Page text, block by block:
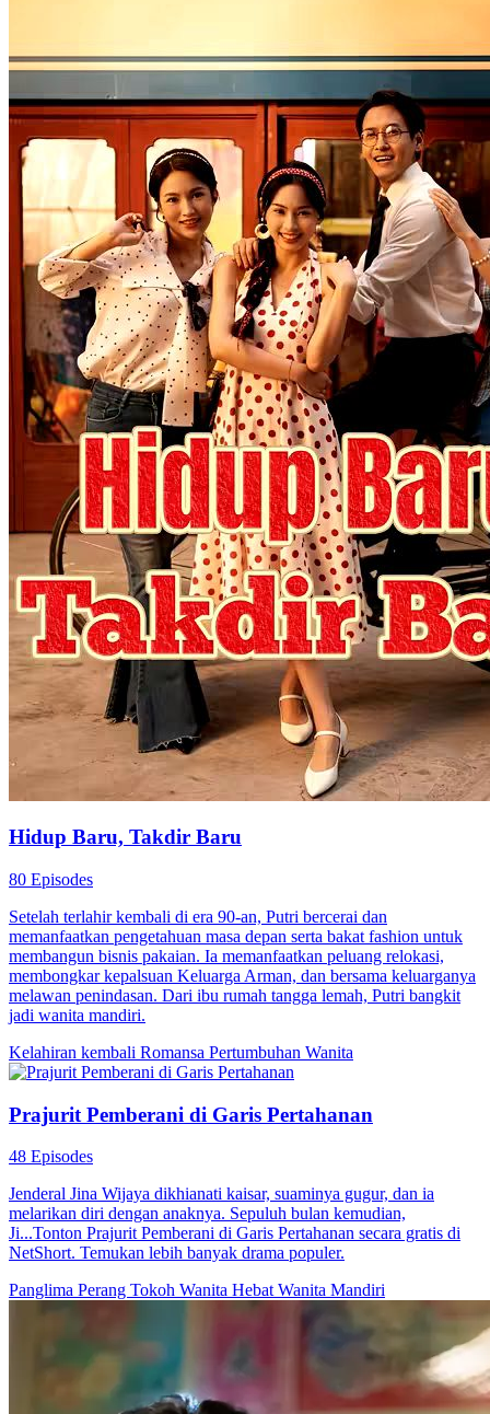
Hidup Baru, Takdir Baru
80 Episodes
Setelah terlahir kembali di era 90-an, Putri bercerai dan
memanfaatkan pengetahuan masa depan serta bakat fashion untuk
membangun bisnis pakaian. Ia memanfaatkan peluang relokasi,
membongkar kepalsuan Keluarga Arman, dan bersama keluarganya
melawan penindasan. Dari ibu rumah tangga lemah, Putri bangkit
jadi wanita mandiri.
Kelahiran kembali Romansa Pertumbuhan Wanita
Prajurit Pemberani di Garis Pertahanan
48 Episodes
Jenderal Jina Wijaya dikhianati kaisar, suaminya gugur, dan ia
melarikan diri dengan anaknya. Sepuluh bulan kemudian,
Ji...Tonton Prajurit Pemberani di Garis Pertahanan secara gratis di
NetShort. Temukan lebih banyak drama populer.
Panglima Perang Tokoh Wanita HebatWanita Mandiri